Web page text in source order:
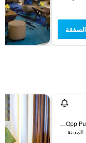
I Road Near Chacha Halwai Opp Punjab National Bank, فلونة, الهند